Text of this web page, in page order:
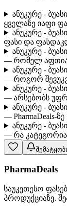
ანუკურე -
ყველაზე იაფი
ანუკურე -
ფასი და
ანუკურე -
— რომელ
ანუკურე -
— როგორ
ანუკურე -
— არსებობს
ანუკურე -
— PharmaDeals-
ანუკურე -
— რა
PharmaDeals
საუკეთესო
პროდუქციაზე.